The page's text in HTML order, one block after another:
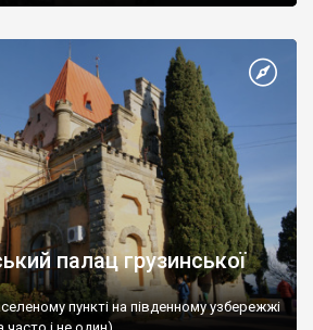
палац грузинської
пункті на південному узбережжі